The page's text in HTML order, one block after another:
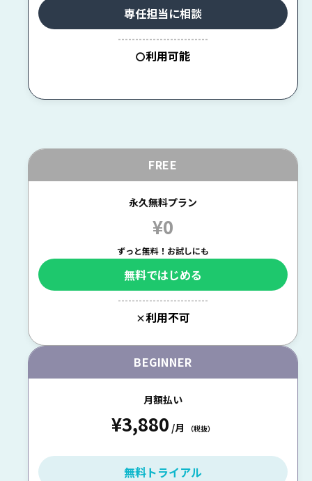
専任担当に相談
--------------------------
〇利用可能
FREE
永久無料プラン
¥0
ずっと無料！お試しにも
無料ではじめる
--------------------------
×利用不可
BEGINNER
月額払い
¥3,880 /月 （税抜）
無料トライアル